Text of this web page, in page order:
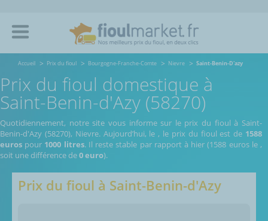
Accueil Prix du fioul Bourgogne-Franche-Comte Nievre Saint-Benin-D'azy
Prix du fioul domestique à
Saint-Benin-d'Azy (58270)
Quotidiennement, notre site vous informe sur le prix du fioul à Saint-
Benin-d'Azy (58270), Nievre. Aujourd’hui, le , le prix du fioul est de 1588
euros pour 1000 litres. Il reste stable par rapport à hier (1588 euros le,
soit une différence de0 euro).
Prix du fioul à Saint-Benin-d'Azy